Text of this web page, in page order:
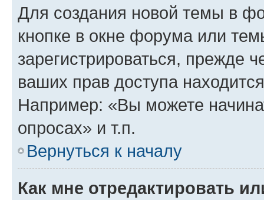
Для создания новой темы в
кнопке в окне форума или
зарегистрироваться, прежде
ваших прав доступа
Например: «Вы можете
опросах» и т.п.
Вернуться к началу
Как мне отредактировать